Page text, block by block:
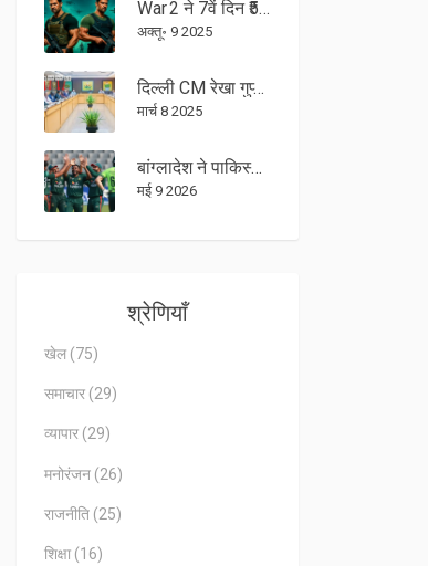
War 2 ने 7वें दिन ₹5‑6.75 करोड़ कमाए, Housefull 5 को मात, 200 करोड़ क्लब में प्रवेश
अक्तू॰ 9 2025
दिल्ली CM रेखा गुप्ता पर AAP का तंज, प्रशासनिक समझ पर उठाए सवाल
मार्च 8 2025
बांग्लादेश ने पाकिस्तान को दिया 413 का विशाल लक्ष्य, शैंटो ने लगाई शतक
मई 9 2026
श्रेणियाँ
खेल (75)
समाचार (29)
व्यापार (29)
मनोरंजन (26)
राजनीति (25)
शिक्षा (16)